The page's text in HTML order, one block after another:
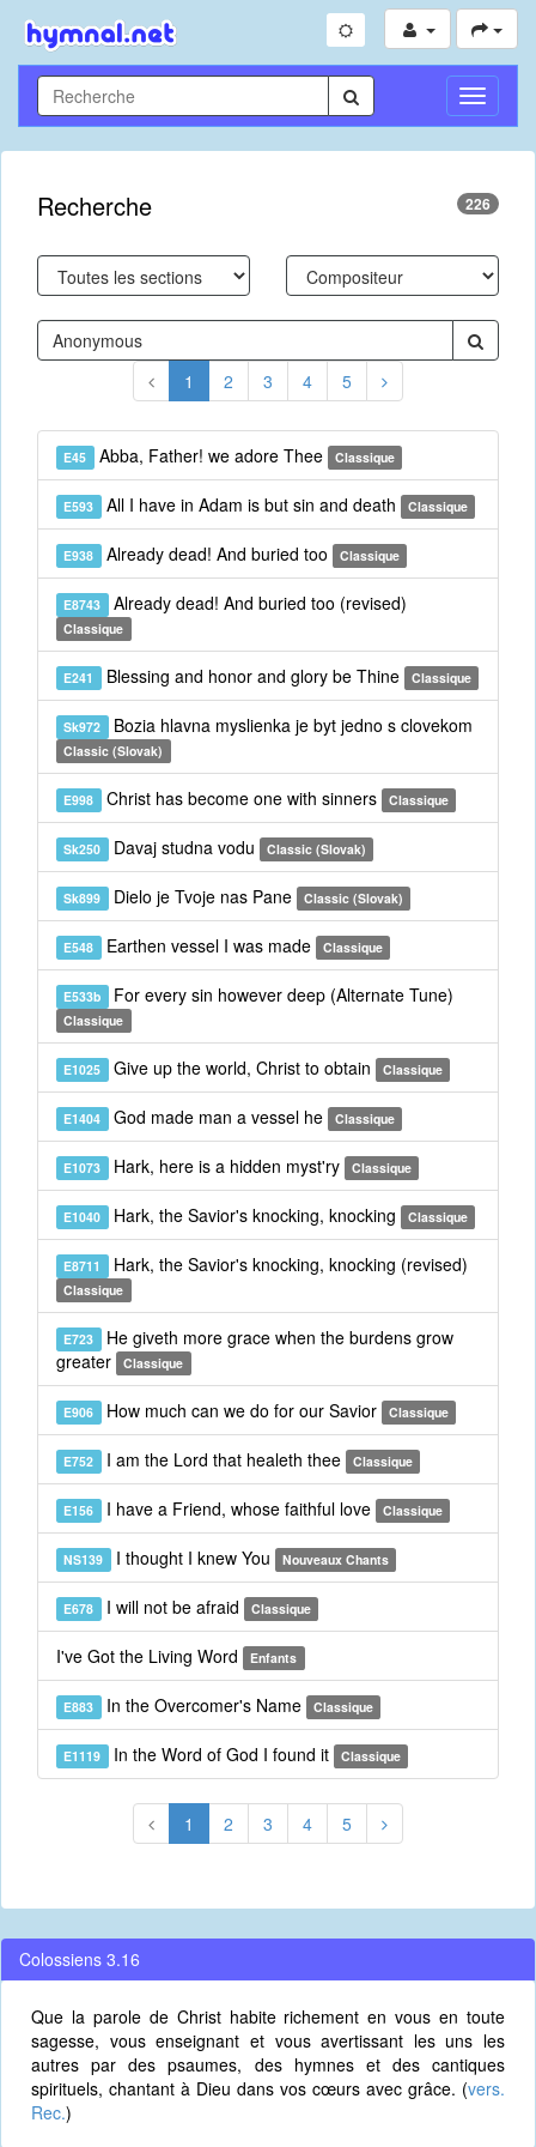
Toggle
Recherche 226
1 2 3 4 5
E45 Abba, Father! we adore Thee Classique
E593 All I have in Adam is but sin and death Classique
E938 Already dead! And buried too Classique
E8743 Already dead! And buried too (revised)
Classique
E241 Blessing and honor and glory be Thine Classique
Sk972 Bozia hlavna myslienka je byt jedno s clovekom
Classic (Slovak)
E998 Christ has become one with sinners Classique
Sk250 Davaj studna vodu Classic (Slovak)
Sk899 Dielo je Tvoje nas Pane Classic (Slovak)
E548 Earthen vessel I was made Classique
E533b For every sin however deep (Alternate Tune)
Classique
E1025 Give up the world, Christ to obtain Classique
E1404 God made man a vessel he Classique
E1073 Hark, here is a hidden myst'ry Classique
E1040 Hark, the Savior's knocking, knocking Classique
E8711 Hark, the Savior's knocking, knocking (revised)
Classique
E723 He giveth more grace when the burdens grow
greater
Classique
E906 How much can we do for our Savior Classique
E752 I am the Lord that healeth thee Classique
E156 I have a Friend, whose faithful love Classique
NS139 I thought I knew You Nouveaux Chants
E678 I will not be afraid Classique
I've Got the Living Word Enfants
E883 In the Overcomer's Name Classique
E1119 In the Word of God I found it Classique
1 2 3 4 5
Colossiens 3.16
Que la parole de Christ habite richement en vous en toute
sagesse, vous enseignant et vous avertissant les uns les
autres par des psaumes, des hymnes et des cantiques
spirituels, chantant à Dieu dans vos cœurs avec grâce. (vers.
Rec.)